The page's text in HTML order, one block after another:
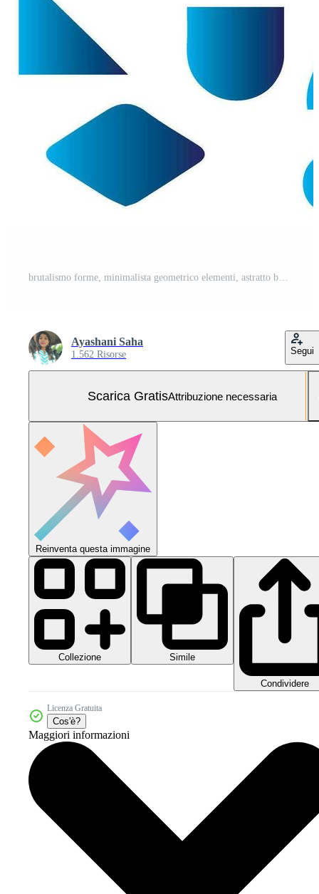
brutalismo forme, minimalista geometrico elementi, astratto bauhaus le forme. semplice stella e fiore forma, di base modulo, di moda moderno grafico elemento vettore impostato Vettoriali Gratuiti e SVG Gratuiti
Ayashani Saha
1.562 Risorse Segui
Scarica GratisAttribuzione necessaria
Reinventa questa immagine
Collezione Simile
Condividere
Licenza Gratuita
Cos'è?
Maggiori informazioni